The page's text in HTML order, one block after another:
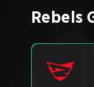
Rebels